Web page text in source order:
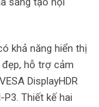
khả năng hiển thị
hỗ trợ cảm
DisplayHDR
P3. Thiết kế hai